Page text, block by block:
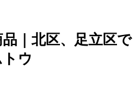
｜北区、足立区で
ウ